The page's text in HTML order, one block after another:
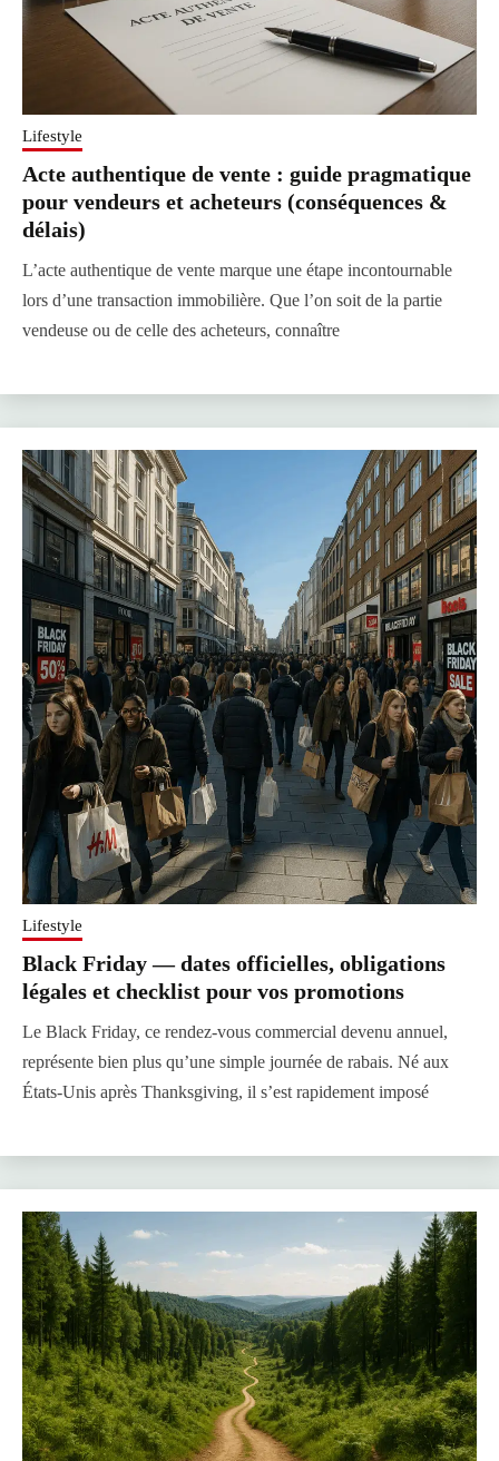
Lifestyle
Acte authentique de vente : guide pragmatique
pour vendeurs et acheteurs (conséquences &
délais)
L’acte authentique de vente marque une étape incontournable
lors d’une transaction immobilière. Que l’on soit de la partie
vendeuse ou de celle des acheteurs, connaître
Lifestyle
Black Friday — dates officielles, obligations
légales et checklist pour vos promotions
Le Black Friday, ce rendez-vous commercial devenu annuel,
représente bien plus qu’une simple journée de rabais. Né aux
États-Unis après Thanksgiving, il s’est rapidement imposé